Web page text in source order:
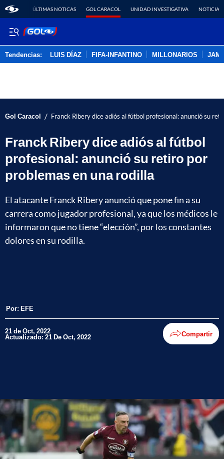
ÚLTIMAS NOTICAS GOL CARACOL UNIDAD INVESTIGATIVA NOTICIAS
Tendencias: LUIS DÍAZ FIFA-INFANTINO MILLONARIOS
Gol Caracol / Franck Ribery dice adiós al fútbol profesional: anunció su
Franck Ribery dice adiós al fútbol
profesional: anunció su retiro por
problemas en una rodilla
El atacante Franck Ribery anunció que pone fin a su
carrera como jugador profesional, ya que los médicos le
informaron que no tiene “elección”, por los constantes
dolores en su rodilla.
Por: EFE
21 de Oct, 2022
Actualizado: 21 De Oct, 2022 Compartir